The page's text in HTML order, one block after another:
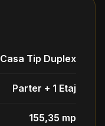
Casa Tip Duplex
Parter + 1 Etaj
155,35 mp